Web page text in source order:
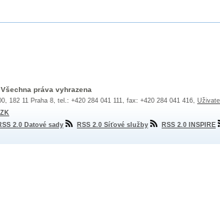
práva vyhrazena
182 11 Praha 8, tel.: +420 284 041 111, fax: +420 284 041 416,
2.0 Datové sady RSS 2.0 Síťové služby RSS 2.0 INSPIRE